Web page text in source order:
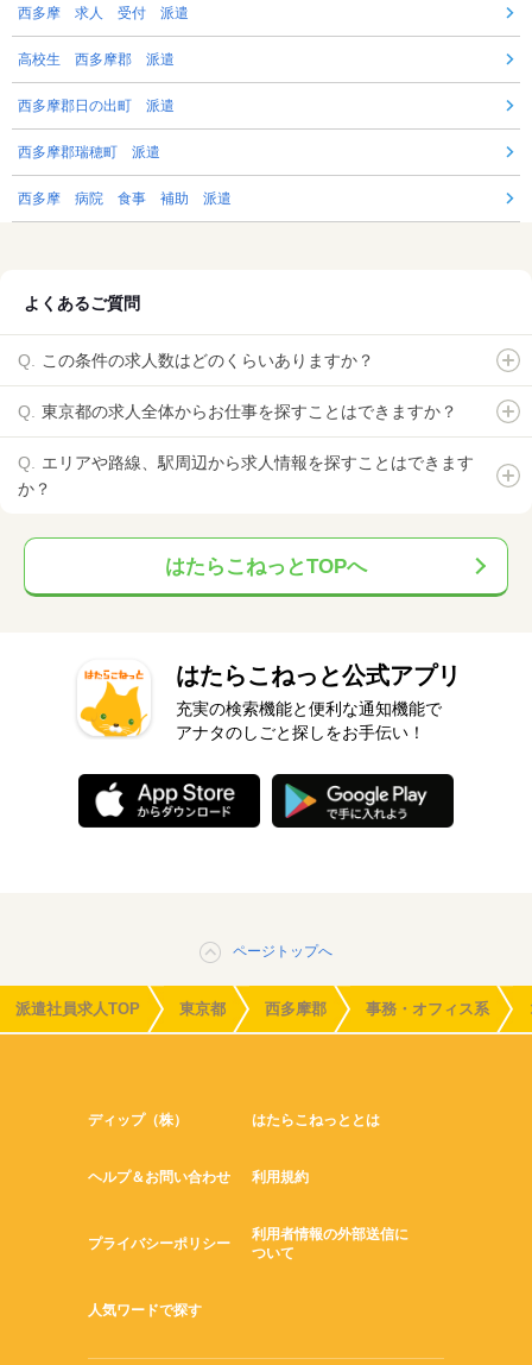
西多摩 求人 受付 派遣
高校生 西多摩郡 派遣
西多摩郡日の出町 派遣
西多摩郡瑞穂町 派遣
西多摩 病院 食事 補助 派遣
よくあるご質問
この条件の求人数はどのくらいありますか？
東京都の求人全体からお仕事を探すことはできますか？
エリアや路線、駅周辺から求人情報を探すことはできます
か？
はたらこねっとTOPへ
はたらこねっと公式アプリ
充実の検索機能と便利な通知機能で
アナタのしごと探しをお手伝い！
ページトップへ
派遣社員求人TOP 東京都 西多摩郡 事務・オフィス系
ディップ（株） はたらこねっととは
ヘルプ＆お問い合わせ 利用規約
プライバシーポリシー
利用者情報の外部送信に
ついて
人気ワードで探す